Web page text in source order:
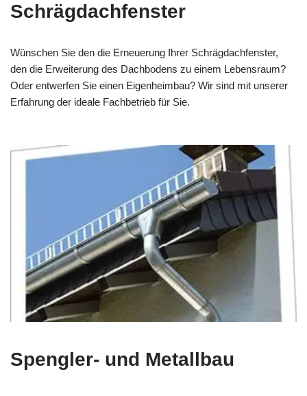
Schrägdachfenster
Wünschen Sie den die Erneuerung Ihrer Schrägdachfenster,
den die Erweiterung des Dachbodens zu einem Lebensraum?
Oder entwerfen Sie einen Eigenheimbau? Wir sind mit unserer
Erfahrung der ideale Fachbetrieb für Sie.
Spengler- und Metallbau